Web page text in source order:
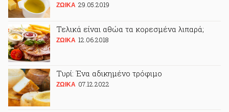
ΖΩΙΚA 29.05.2019
Τελικά είναι αθώα τα κορεσμένα λιπαρά;
ΖΩΙΚA 12.06.2018
Τυρί: Ένα αδικημένο τρόφιμο
ΖΩΙΚA 07.12.2022